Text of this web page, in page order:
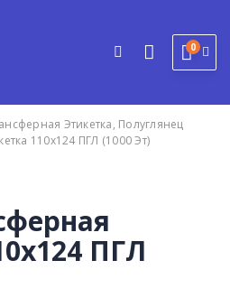
0
Этикетка, Полуглянец
110х124 ПГЛ (1000 Эт)
ПГЛ